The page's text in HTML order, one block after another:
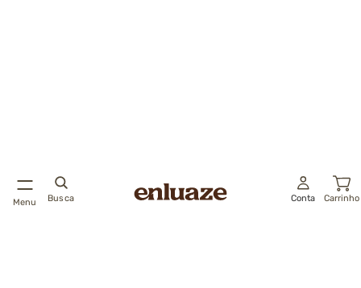
Menu Busca Conta Carrinho